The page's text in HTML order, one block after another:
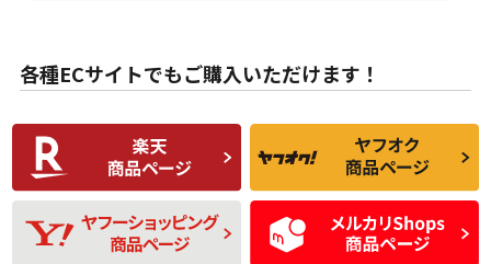
な中古品
んどない中古品
C
使用感や傷があり、
比較的きれいな中古
品
C
偏磨耗・劣化は感じ
られるが、使用に問
題のない中古品
D
使用感や目立つ傷が
あり、一般的な中古
品
D
残り溝も少なく、偏
磨耗がみられ、短期
間使用できるくらい
の中古品
各種ECサイトでもご購入いただけます！